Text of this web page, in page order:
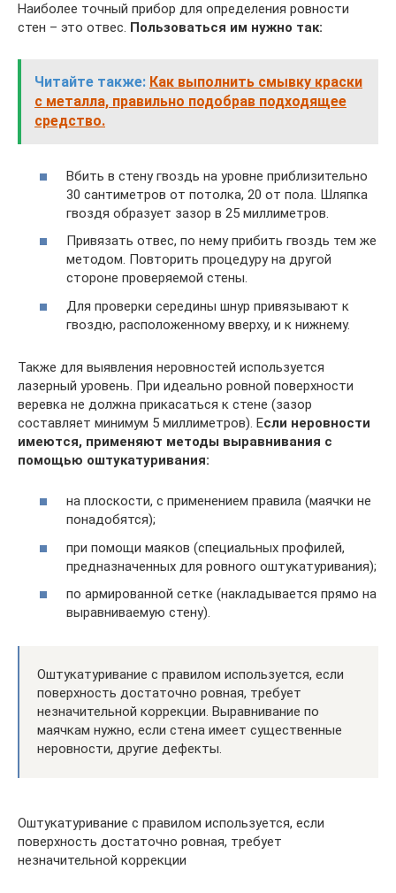
Наиболее точный прибор для определения ровности
стен – это отвес. Пользоваться им нужно так:
Читайте также: Как выполнить смывку краски
с металла, правильно подобрав подходящее
средство.
Вбить в стену гвоздь на уровне приблизительно
30 сантиметров от потолка, 20 от пола. Шляпка
гвоздя образует зазор в 25 миллиметров.
Привязать отвес, по нему прибить гвоздь тем же
методом. Повторить процедуру на другой
стороне проверяемой стены.
Для проверки середины шнур привязывают к
гвоздю, расположенному вверху, и к нижнему.
Также для выявления неровностей используется
лазерный уровень. При идеально ровной поверхности
веревка не должна прикасаться к стене (зазор
составляет минимум 5 миллиметров). Если неровности
имеются, применяют методы выравнивания с
помощью оштукатуривания:
на плоскости, с применением правила (маячки не
понадобятся);
при помощи маяков (специальных профилей,
предназначенных для ровного оштукатуривания);
по армированной сетке (накладывается прямо на
выравниваемую стену).
Оштукатуривание с правилом используется, если
поверхность достаточно ровная, требует
незначительной коррекции. Выравнивание по
маячкам нужно, если стена имеет существенные
неровности, другие дефекты.
Оштукатуривание с правилом используется, если
поверхность достаточно ровная, требует
незначительной коррекции